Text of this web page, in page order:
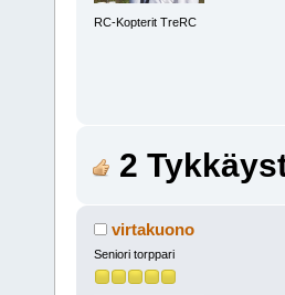
RC-Kopterit TreRC
2
virtakuono
Seniori torppari